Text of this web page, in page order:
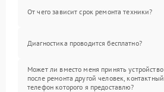
От чего зависит срок ремонта техники?
Диагностика проводится бесплатно?
Может ли вместо меня принять устройство
после ремонта другой человек, контактный
телефон которого я предоставлю?